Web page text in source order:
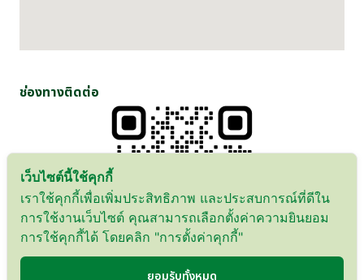
ช่องทางติดต่อ
@WPN_SJ
เว็บไซต์นี้ใช้คุกกี้
เราใช้คุกกี้เพื่อเพิ่มประสิทธิภาพ และประสบการณ์ที่ดีใน
การใช้งานเว็บไซต์ คุณสามารถเลือกตั้งค่าความยินยอม
การใช้คุกกี้ได้ โดยคลิก "การตั้งค่าคุกกี้"
ยอมรับทั้งหมด